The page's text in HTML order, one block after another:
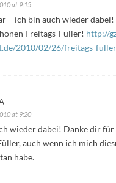
at 9:15
– ich bin auch wieder dabei!
Freitags-Füller! http://
2010/02/26/freitags-
at 9:20
wieder dabei! Danke dir für
auch wenn ich mich
habe.